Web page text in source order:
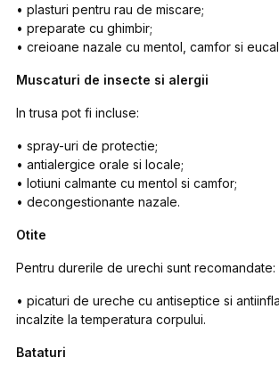
• plasturi pentru rau de miscare;
• preparate cu ghimbir;
• creioane nazale cu mentol, camfor si
Muscaturi de insecte si alergii
In trusa pot fi incluse:
• spray-uri de protectie;
• antialergice orale si locale;
• lotiuni calmante cu mentol si camfor;
• decongestionante nazale.
Otite
Pentru durerile de urechi sunt recomandate:
• picaturi de ureche cu antiseptice si
incalzite la temperatura corpului.
Bataturi